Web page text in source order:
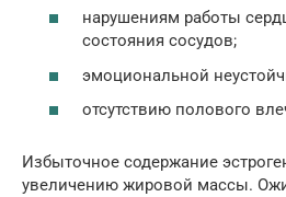
нарушениям работы
состояния сосудов;
эмоциональной
отсутствию полового
Избыточное содержание
увеличению жировой массы.